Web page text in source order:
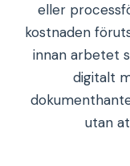
eller
kostnaden
innan arbetet
digitalt
utan